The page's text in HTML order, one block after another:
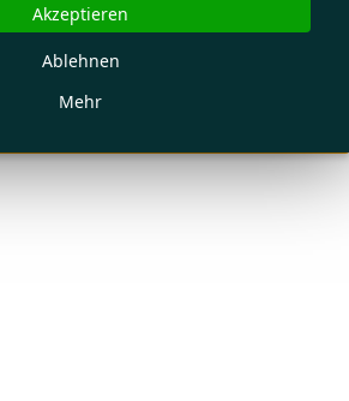
Mehr
Ablehnen
Akzeptieren